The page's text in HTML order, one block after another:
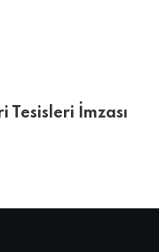
Tesisleri İmzası